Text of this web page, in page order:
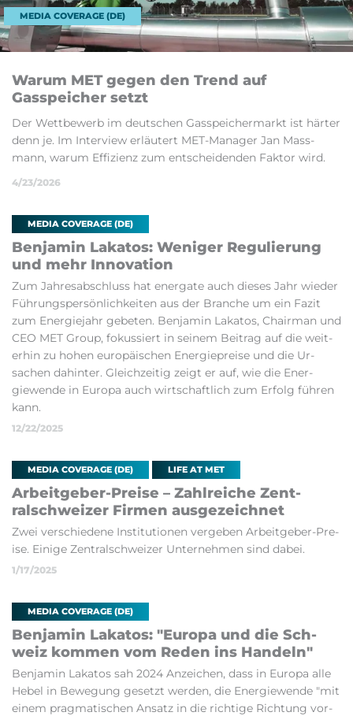
MEDIA COVERAGE (DE)
Warum MET ge­gen den Trend auf
Gasspeicher setzt
Der Wettbe­w­erb im deutschen Gasspeich­er­markt ist härter
denn je. Im In­ter­view er­läutert MET-Man­ager Jan Mass­
mann, warum Ef­f­iz­ienz zum entscheidenden Fak­tor wird.
4/23/2026
MEDIA COVERAGE (DE)
Ben­jamin Lakatos: Weni­ger Regulier­ung
und mehr In­nov­a­tion
Zum Jahresab­schluss hat en­er­gate auch dieses Jahr wieder
Führung­sper­sön­lich­keiten aus der Branche um ein Fazit
zum En­er­giejahr ge­b­eten. Ben­jamin Lakatos, Chair­man und
CEO MET Group, fok­ussiert in seinem Beitrag auf die weit­
er­hin zu ho­hen europäis­chen En­er­giepre­ise und die Ur­
sachen dah­inter. Gleichzeitig zeigt er auf, wie die En­er­
giewende in Europa auch wirtschaft­lich zum Er­folg führen
kann.
12/22/2025
MEDIA COVERAGE (DE) LIFE AT MET
Arbeit­ge­ber-Pre­ise – Zahlreiche Zen­t­
ralsch­weizer Fir­men aus­gezeich­net
Zwei ver­schiedene In­sti­tu­tionen vergeben Arbeit­ge­ber-Pre­
ise. Einige Zen­t­ralsch­weizer Un­terneh­men sind dabei.
1/17/2025
MEDIA COVERAGE (DE)
Ben­jamin Lakatos: "Europa und die Sch­
weiz kom­men vom Reden ins Han­deln"
Ben­jamin Laka­tos sah 2024 An­zeichen, dass in Europa alle
Hebel in Bewe­gung ge­setzt wer­den, die En­er­giewende "mit
einem prag­mat­ischen An­satz in die richtige Rich­tung vor­